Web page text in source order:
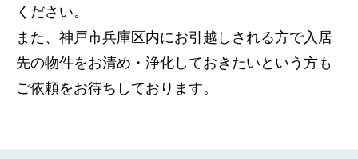
ください。
また、神戸市兵庫区内にお引越しされる方で入居
先の物件をお清め・浄化しておきたいという方も
ご依頼をお待ちしております。